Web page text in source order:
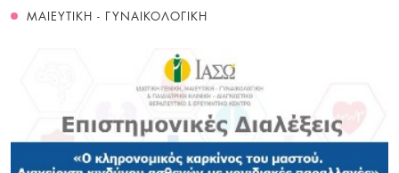
ΜΑΙΕΥΤΙΚΗ - ΓΥΝΑΙΚΟΛΟΓΙΚΗ